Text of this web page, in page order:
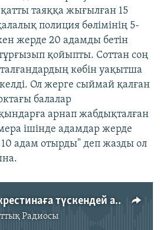
таяққа жығылған 15
полиция бөлімінің 5-
жерде 20 адамды бетін
қойыпты. Соттан соң
көбін уақытша
Ол жерге сыймай қалған
балалар
арнап жабдықталған
ішінде адамдар жерде
10 адам отырды" деп жазды ол
Сергей Шутов: Окрестинаға түскендей азап шектім (орысша)
Радиосы
currently available